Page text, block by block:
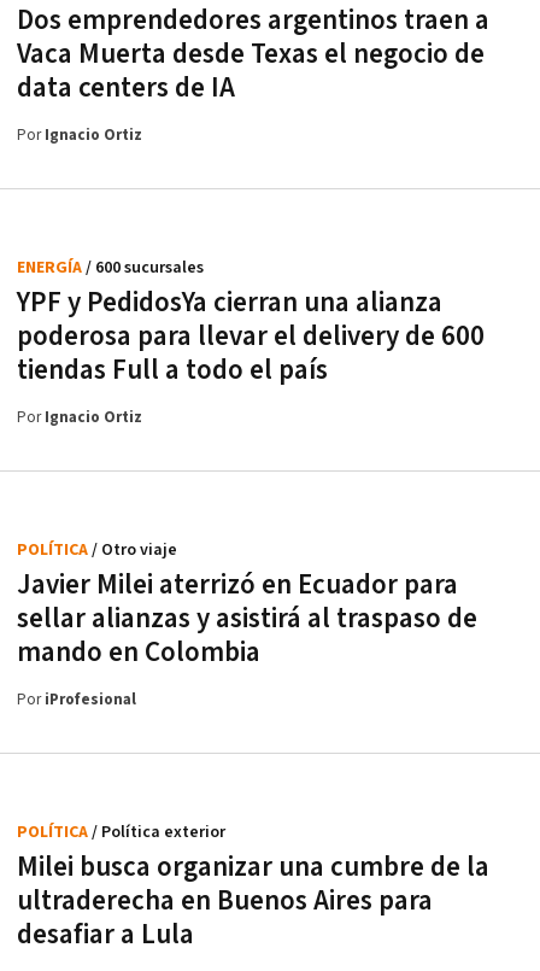
Dos emprendedores argentinos traen a
Vaca Muerta desde Texas el negocio de
data centers de IA
PorIgnacio Ortiz
YPF y PedidosYa cierran una alianza
poderosa para llevar el delivery de 600
tiendas Full a todo el país
ENERGÍA/ 600 sucursales
PorIgnacio Ortiz
Javier Milei aterrizó en Ecuador para
sellar alianzas y asistirá al traspaso de
mando en Colombia
POLÍTICA/ Otro viaje
PoriProfesional
Milei busca organizar una cumbre de la
ultraderecha en Buenos Aires para
desafiar a Lula
POLÍTICA/ Política exterior